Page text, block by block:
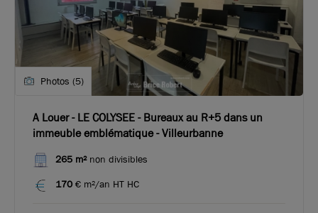
Photos (5)
A Louer - LE COLYSEE - Bureaux au R+5 dans un
immeuble emblématique - Villeurbanne
265 m²non divisibles
170 € m²/an HT HC